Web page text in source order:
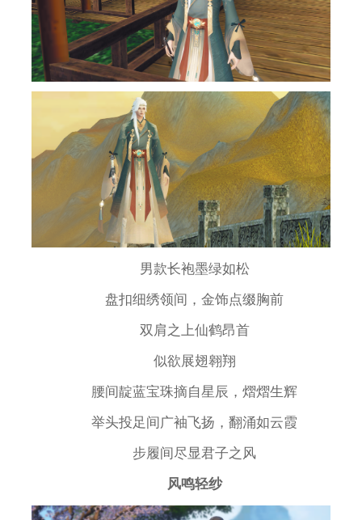
男款长袍墨绿如松
盘扣细绣领间，金饰点缀胸前
双肩之上仙鹤昂首
似欲展翅翱翔
腰间靛蓝宝珠摘自星辰，熠熠生辉
举头投足间广袖飞扬，翻涌如云霞
步履间尽显君子之风
风鸣轻纱